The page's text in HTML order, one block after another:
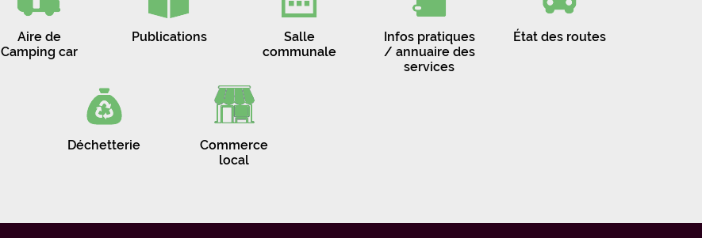
Aire de
Camping car
Publications
Salle
communale
Infos pratiques
/ annuaire des
services
État des routes
Déchetterie
Commerce
local